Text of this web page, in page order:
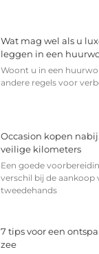
Wat mag wel als u
leggen in een
Woont u in een
andere regels voor
Occasion kopen
veilige kilometers
Een goede
verschil bij de aankoop
tweedehands
7 tips voor een
zee